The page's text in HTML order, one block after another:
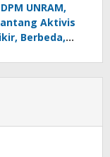
UNRAM,
Aktivis
Berbeda,